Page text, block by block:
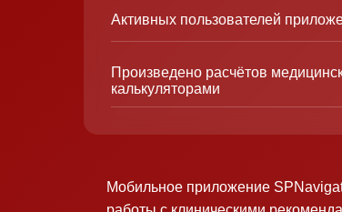
Активных пользователей
Произведено расчётов
калькуляторами
Мобильное приложение